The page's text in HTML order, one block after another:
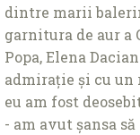
dintre marii
garnitura de aur a
Popa, Elena
admiraţie și cu un
eu am fost
- am avut șansa